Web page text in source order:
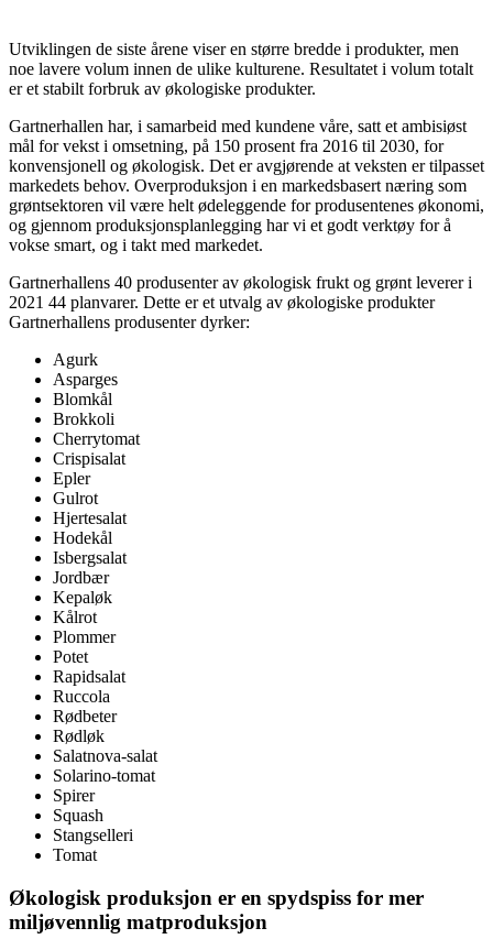
Utviklingen de siste årene viser en større bredde i produkter, men
noe lavere volum innen de ulike kulturene. Resultatet i volum totalt
er et stabilt forbruk av økologiske produkter.
Gartnerhallen har, i samarbeid med kundene våre, satt et ambisiøst
mål for vekst i omsetning, på 150 prosent fra 2016 til 2030, for
konvensjonell og økologisk. Det er avgjørende at veksten er tilpasset
markedets behov. Overproduksjon i en markedsbasert næring som
grøntsektoren vil være helt ødeleggende for produsentenes økonomi,
og gjennom produksjonsplanlegging har vi et godt verktøy for å
vokse smart, og i takt med markedet.
Gartnerhallens 40 produsenter av økologisk frukt og grønt leverer i
2021 44 planvarer. Dette er et utvalg av økologiske produkter
Gartnerhallens produsenter dyrker:
Agurk
Asparges
Blomkål
Brokkoli
Cherrytomat
Crispisalat
Epler
Gulrot
Hjertesalat
Hodekål
Isbergsalat
Jordbær
Kepaløk
Kålrot
Plommer
Potet
Rapidsalat
Ruccola
Rødbeter
Rødløk
Salatnova-salat
Solarino-tomat
Spirer
Squash
Stangselleri
Tomat
Økologisk produksjon er en spydspiss for mer
miljøvennlig matproduksjon